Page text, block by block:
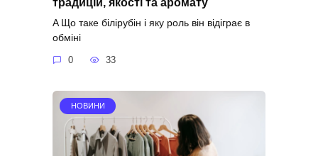
A Що таке білірубін і яку роль він відіграє в
обміні
0 33
НОВИНИ